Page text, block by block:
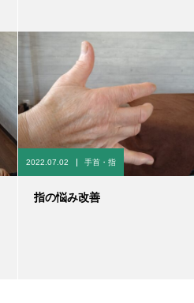
2022.07.02 手首・指
指の悩み改善